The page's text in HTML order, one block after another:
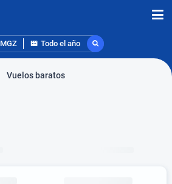
MGZ Todo el año
Vuelos baratos